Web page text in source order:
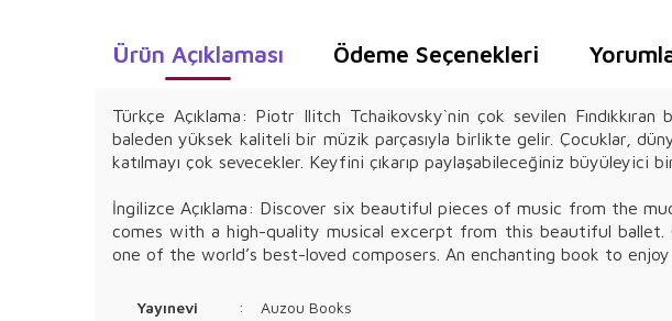
Ürün Açıklaması Ödeme Seçenekleri
Türkçe Açıklama: Piotr Ilitch Tchaikovsky`nin çok sevilen
baleden yüksek kaliteli bir müzik parçasıyla birlikte gelir. Çocuklar,
katılmayı çok sevecekler. Keyfini çıkarıp paylaşabileceğiniz büyüleyici
İngilizce Açıklama: Discover six beautiful pieces of music from the
comes with a high-quality musical excerpt from this beautiful
one of the world’s best-loved composers. An enchanting book to enjoy
Yayınevi : Auzou Books